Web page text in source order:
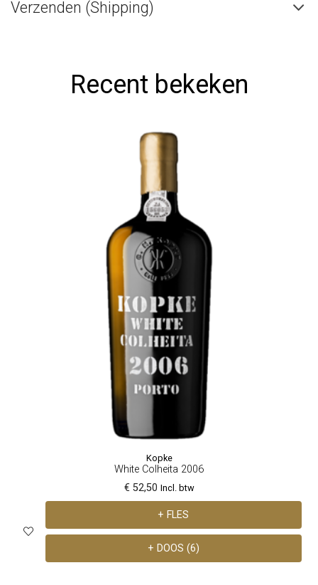
Verzenden (Shipping)
Recent bekeken
Kopke
White Colheita 2006
€ 52,50 Incl. btw
+ FLES
+ DOOS (6)